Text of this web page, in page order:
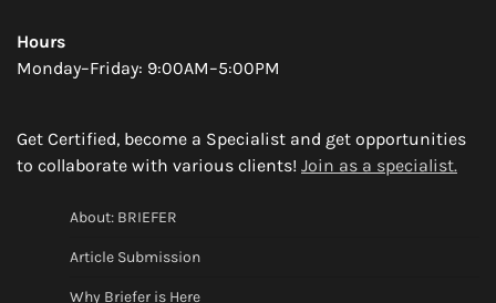
Hours
Monday–Friday: 9:00AM–5:00PM
Get Certified, become a Specialist and get opportunities
to collaborate with various clients! Join as a specialist.
About: BRIEFER
Article Submission
Why Briefer is Here